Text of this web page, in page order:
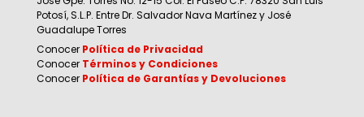
Potosí, S.L.P. Entre Dr. Salvador Nava Martínez y José
Guadalupe Torres
Conocer Política de Privacidad
Conocer Términos y Condiciones
Conocer Política de Garantías y Devoluciones